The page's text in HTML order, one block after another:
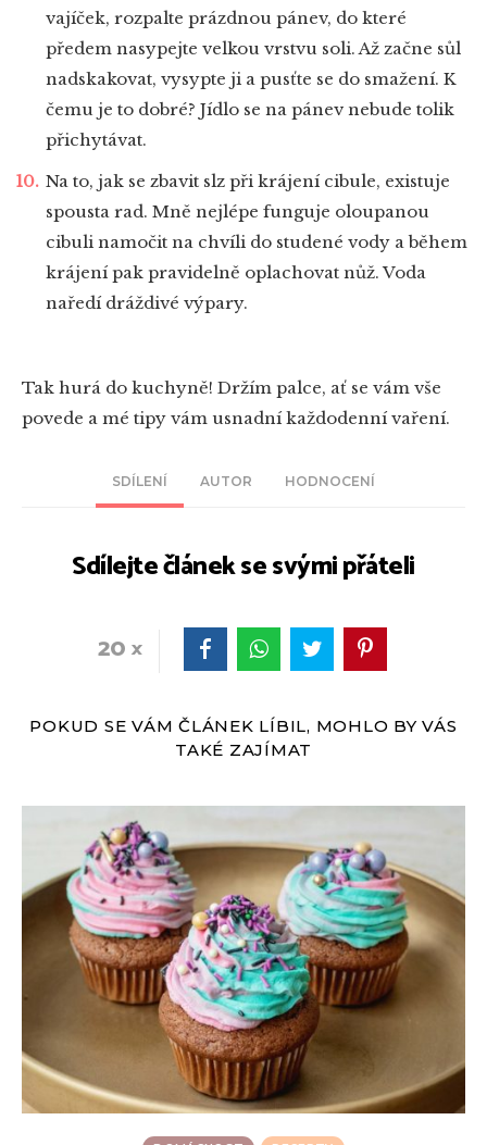
SDÍLENÍ AUTOR HODNOCENÍ
Sdílejte článek se svými přáteli
20
vajíček, rozpalte prázdnou pánev, do které
předem nasypejte velkou vrstvu soli. Až začne sůl
nadskakovat, vysypte ji a pusťte se do smažení. K
čemu je to dobré? Jídlo se na pánev nebude tolik
přichytávat.
Na to, jak se zbavit slz při krájení cibule, existuje
spousta rad. Mně nejlépe funguje oloupanou
cibuli namočit na chvíli do studené vody a během
krájení pak pravidelně oplachovat nůž. Voda
naředí dráždivé výpary.
Tak hurá do kuchyně! Držím palce, ať se vám vše
povede a mé tipy vám usnadní každodenní vaření.
POKUD SE VÁM ČLÁNEK LÍBIL, MOHLO BY VÁS
TAKÉ ZAJÍMAT